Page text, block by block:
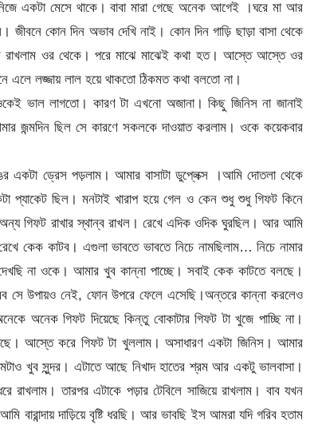
একটা মেসে থাকে। বাবা মারা গেছে অনেক আগেই ।ঘরে মা আর
কোন দিন অভাব দেখি নাই। কোন দিন গাড়ি ছাড়া বাসা থেকে
রাখলাম ওর থেকে। পরে মাঝে মাঝেই কথা হত। আস্তে আস্তে ওর
এলে লজ্জায় লাল হয়ে থাকতো ঠিকমত কথা বলতো না।
ভাল লাগতো। কারণ টা এখনো অজানা। কিছু জিনিস না জানাই
জন্মদিন ছিল সে কারণে সকলকে দাওয়াত করলাম। ওকে কয়েকবার
একটা ড্রেস পড়লাম। আমার বাসাটা ডুপ্লেক্স ।আমি দোতলা থেকে
ছিল। মনটাই খারাপ হয়ে গেল ও কেন শুধু শুধু গিফট কিনে
গিফট রাখার স্থান্ব রাখল। রেখে এদিক ওদিক ঘুরছিল। আর আমি
কেক কাটব। এগুলা ভাবতে ভাবতে নিচে নামছিলাম… নিচে নামার
না ওকে। আমার খুব কান্না পাচ্ছে। সবাই কেক কাটতে বলছে।
সে উপায়ও নেই, ফোন উপরে ফেলে এসেছি।অন্তরে কান্না করলেও
অনেক গিফট দিয়েছে কিন্তু বোকাটার গিফট টা খুজে পাচ্ছি না।
আস্তে করে গিফট টা খুললাম। অসাধারণ একটা জিনিস। আমার
খুব সুন্দর। এটাতে আছে নিখাদ হাতের শ্রম আর একটু ভালবাসা।
রাখলাম। তারপর এটাকে পড়ার টেবিলে সাজিয়ে রাখলাম। বাব যখন
বারান্দায় দাড়িয়ে বৃষ্টি ধরছি। আর ভাবছি ইস আমরা যদি গরিব হতাম